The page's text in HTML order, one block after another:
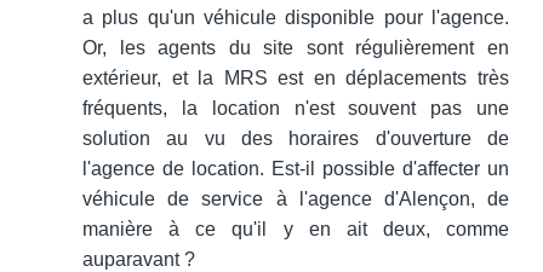
a plus qu'un véhicule disponible pour l'agence.
Or, les agents du site sont régulièrement en
extérieur, et la MRS est en déplacements très
fréquents, la location n'est souvent pas une
solution au vu des horaires d'ouverture de
l'agence de location. Est-il possible d'affecter un
véhicule de service à l'agence d'Alençon, de
manière à ce qu'il y en ait deux, comme
auparavant ?